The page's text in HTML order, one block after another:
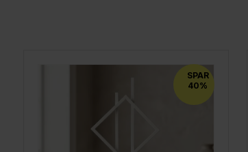
SPAR
40%